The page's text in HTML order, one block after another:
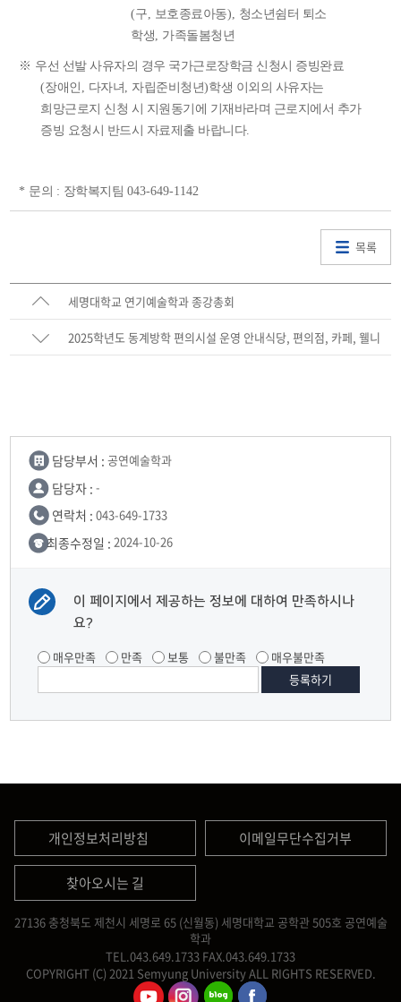
(구, 보호종료아동), 청소년쉼터 퇴소
학생, 가족돌봄청년
※ 우선 선발 사유자의 경우 국가근로장학금 신청시 증빙완료
(장애인 , 다자녀 , 자립준비청년)학생 이외의 사유자는
희망근로지 신청 시 지원동기에 기재바라며 근로지에서 추가
증빙 요청시 반드시 자료제출 바랍니다.
* 문의 : 장학복지팀 043-649-1142
목록
세명대학교 연기예술학과 종강총회
2025학년도 동계방학 편의시설 운영 안내식당, 편의점, 카페, 웰니
담당부서 : 공연예술학과
담당자 : -
연락처 : 043-649-1733
최종수정일 : 2024-10-26
이 페이지에서 제공하는 정보에 대하여 만족하시나
요?
매우만족 만족 보통 불만족 매우불만족
개인정보처리방침 이메일무단수집거부
찾아오시는 길
27136 충청북도 제천시 세명로 65 (신월동) 세명대학교 공학관 505호 공연예술
학과
TEL.043.649.1733 FAX.043.649.1733
COPYRIGHT (C) 2021 Semyung University ALL RIGHTS RESERVED.